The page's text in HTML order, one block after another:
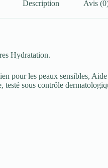
Description Avis
Hydratation.
pour les peaux sensibles,
sous contrôle